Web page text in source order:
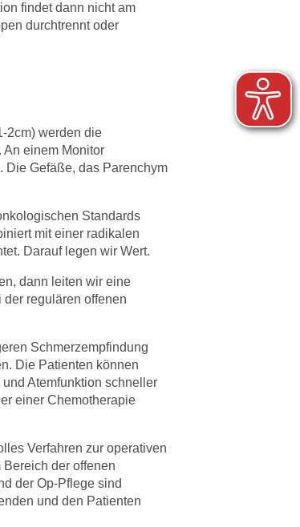
findet dann nicht am
durchtrennt oder
2cm) werden die
einem Monitor
Die Gefäße, das Parenchym
Standards
mit einer radikalen
Darauf legen wir Wert.
dann leiten wir eine
regulären offenen
Schmerzempfindung
Die Patienten können
Atemfunktion schneller
einer Chemotherapie
Verfahren zur operativen
der offenen
der Op-Pflege sind
und den Patienten